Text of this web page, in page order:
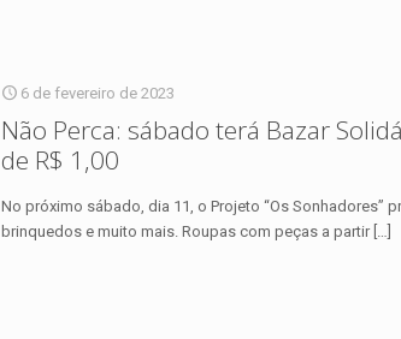
6 de fevereiro de 2023
Não Perca: sábado terá Bazar
de R$ 1,00
No próximo sábado, dia 11, o Projeto “Os Sonhadores”
brinquedos e muito mais. Roupas com peças a partir[…]